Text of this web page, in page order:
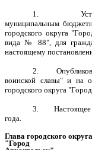
1.
муниципальным
городского округа
вида № 88", для
настоящему
2.
воинской славы" и на
городского округа
3.
Настоящее
года.
Глава городского округа
"Город